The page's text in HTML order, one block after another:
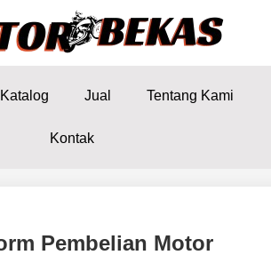
Katalog Jual Tentang Kami
Kontak
Pembelian Motor